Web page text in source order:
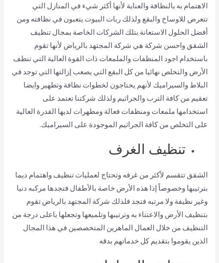
الاهتمام به بالنظافة والعناية لأنها أكثر شيء في المنازل التي
تتعرض للاوساخ والبقع ولذلك ربات البيوت يتعبون في نظافته ومن
أفضل الحلول الاستعانة بتلك الشركات الخاصة بمجال تنظيف
الشقق واحسن شركة هي شركة المجتهد بالرياض لأنها تقوم
باستخدام اجود المنظفات والملمعات ذات القوة العالية التي تنظف
الأرض والتخلص نهائيا من كل البقع التي يصعب إزالتها التي توجد في
البلاط والسيراميك لأنهم يحتاجون لخطوات نظافة وتطهير وايضا
تعقيم من كافة الترب والجراثيم ولذلك شركتنا تعتمد على
استخدامها ملمعات ومنظفات فعالة ومطهرات لديها القدرة العالية
على التخلص من كافة الجراثيم الموجودة على السيراميك.
تنظيف الغرف
الشقق تتقسم لأكثر من غرفه وتحتاج لعمليات تنظيف واهتمام ديما
بترتيبها وخصوصاً إذا هذه الأرض خاصة بالأطفال فتجدها مركبه دنيا
وغير نظيفة ولا مرتبه فتجد فلذلك شركة المجتهد بالرياض تقوم
بتنظيف الأرض والاعتناء به وترتيبها وتلميعها وتجعلها باعلى درجة من
التنظيف من خلال العمال الماهرين المتخصصين في هذا المجال
الذين يقوموا بتقديم كل خدماتهم بدقه